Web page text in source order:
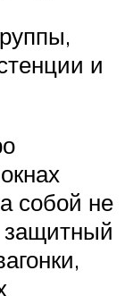
и
собой не
защитный